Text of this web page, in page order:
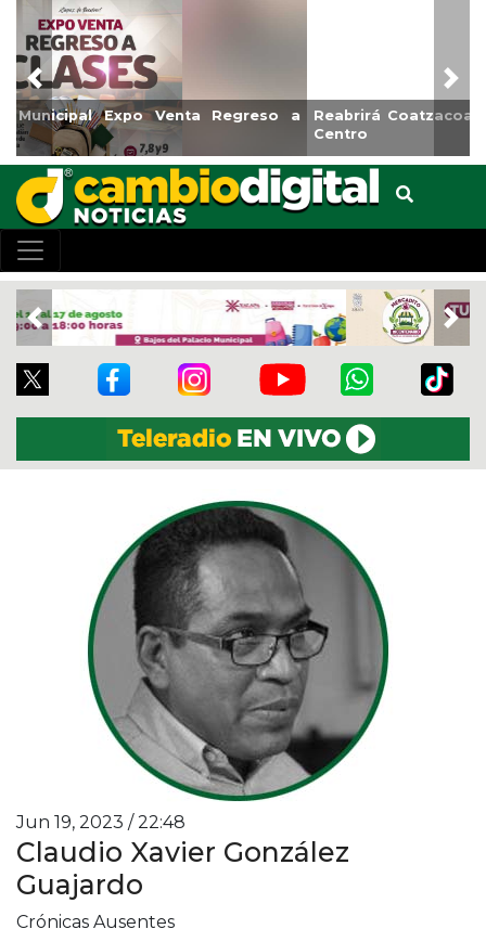
Reabrirá Coatzacoalcos la Alberca Semiolímpica Zona
Centro
Previous
Previous
Jun 19, 2023 / 22:48
Claudio Xavier González
Guajardo
Crónicas Ausentes